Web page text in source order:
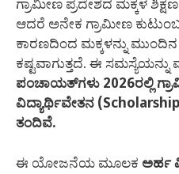
ಗ್ರಾಮೀಣ ಪ್ರದೇಶದ ಮಕ್ಕಳ
ಆದರೆ ಅನೇಕ ಗ್ರಾಮೀಣ
ಕಾರಣದಿಂದ ಮಕ್ಕಳನ್ನು ಮುಂದಿನ
ಕಷ್ಟವಾಗುತ್ತದೆ. ಈ
ಪಂಚಾಯತ್‌ಗಳು 2026ರಲ್ಲಿ
ವಿದ್ಯಾರ್ಥಿವೇತನ
ತಂದಿವೆ.
ಈ ಯೋಜನೆಯ ಮೂಲಕ ಅರ್ಹ